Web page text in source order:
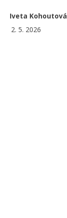
Iveta Kohoutová
2. 5. 2026